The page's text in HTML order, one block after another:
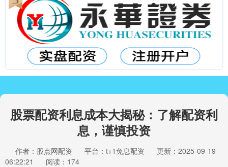
股票配资利息成本大揭秘：了解配资利
息，谨慎投资
作者：股点网配资 平台：t+1免息配资
更新：2025-09-19
06:22:21
阅读：174